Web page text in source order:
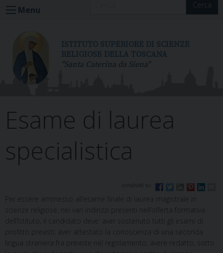
Menu Cerca
ISTITUTO SUPERIORE DI SCIENZE
RELIGIOSE DELLA TOSCANA
"Santa Caterina da Siena"
Esame di laurea
specialistica
Per essere ammesso all’esame finale di laurea magistrale in
scienze religiose, nei vari indirizzi presenti nell’offerta formativa
dell’Istituto, il candidato deve: aver sostenuto tutti gli esami di
profitto previsti; aver attestato la conoscenza di una seconda
lingua straniera fra previste nel regolamento; avere redatto, sotto